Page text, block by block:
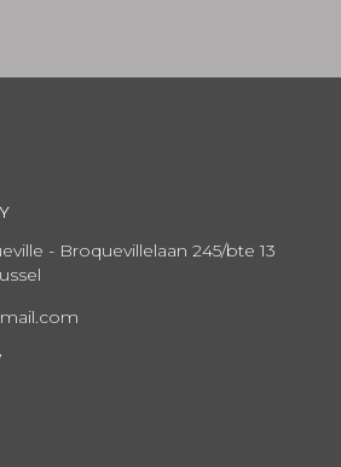
- Broquevillelaan 245/bte 13